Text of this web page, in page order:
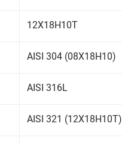
12Х18Н10Т
AISI 304 (08Х18Н10)
AISI 316L
AISI 321 (12Х18Н10Т)